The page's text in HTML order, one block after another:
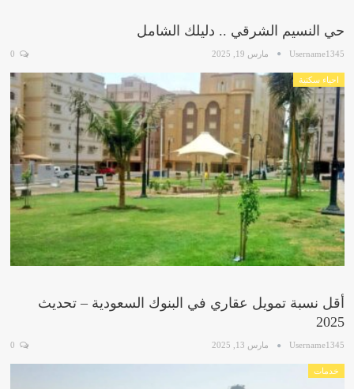
حي النسيم الشرقي .. دليلك الشامل
Username1345 مارس 19, 2025
احياء سكنية
أقل نسبة تمويل عقاري في البنوك السعودية – تحديث
2025
Username1345 مارس 13, 2025
خدمات